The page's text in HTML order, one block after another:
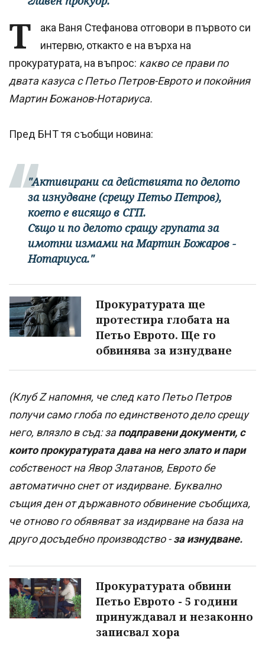
Т
ака Ваня Стефанова отговори в първото си
интервю, откакто е на върха на
прокуратурата, на въпрос: какво се прави по
двата казуса с Петьо Петров-Еврото и покойния
Мартин Божанов-Нотариуса.
Пред БНТ тя съобщи новина:
"Активирани са действията по делото
за изнудване (срещу Петьо Петров),
което е висящо в СГП.
Също и по делото сращу групата за
имотни измами на Мартин Божаров -
Нотариуса."
Прокуратурата ще
протестира глобата на
Петьо Еврото. Ще го
обвинява за изнудване
(Клуб Z напомня, че след като Петьо Петров
получи само глоба по единственото дело срещу
него, влязло в съд: заподправени документи, с
които прокуратурата дава на него злато и пари
собственост на Явор Златанов, Еврото бе
автоматично снет от издирване. Буквално
същия ден от държавното обвинение съобщиха,
че отново го обявяват за издирване на база на
друго досъдебно производство -за изнудване.
Прокуратурата обвини
Петьо Еврото - 5 години
принуждавал и незаконно
записвал хора